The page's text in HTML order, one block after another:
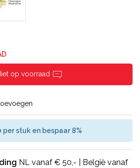
op voorraad
per stuk en bespaar 8%
NL vanaf € 50,- | België vanaf